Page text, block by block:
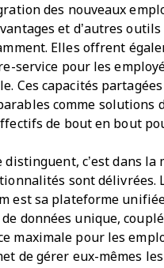
des nouveaux
et d’autres outils
Elles offrent
service pour les
Ces capacités partagées
comme solutions
de bout en bout
distinguent, c’est dans la
sont délivrées.
est sa plateforme
données unique,
maximale pour les
de gérer eux-mêmes les